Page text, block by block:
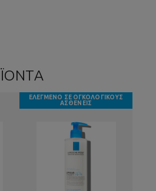
ΕΛΕΓΜΕΝΟ ΣΕ ΟΓΚΟΛΟΓΙΚΟΥΣ
ΑΣΘΕΝΕΙΣ